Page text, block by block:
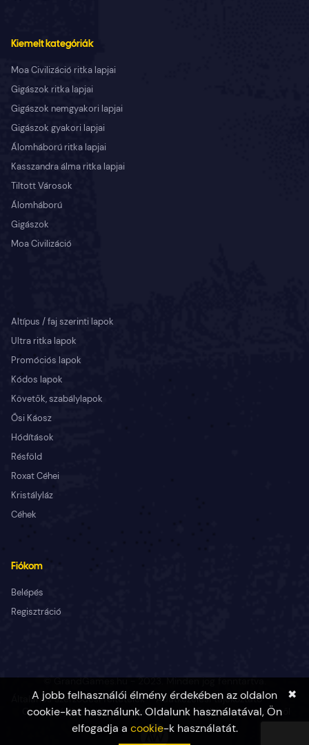
Kiemelt kategóriák
Moa Civilizáció ritka lapjai
Gigászok ritka lapjai
Gigászok nemgyakori lapjai
Gigászok gyakori lapjai
Álomháború ritka lapjai
Kasszandra álma ritka lapjai
Tiltott Városok
Álomháború
Gigászok
Moa Civilizáció
Altípus / faj szerinti lapok
Ultra ritka lapok
Promóciós lapok
Kódos lapok
Követők, szabálylapok
Ősi Káosz
Hódítások
Résföld
Roxat Céhei
Kristályláz
Céhek
Fiókom
Belépés
Regisztráció
© GrandGames.hu - 2023. Minden jog fenntartva.
Általános szerződési feltételek
Adatkezelési tájékoztató
Cookie tájékoztató
Fogyasztó Barát Elállás a szerződéstől
A jobb felhasználói élmény érdekében az oldalon
cookie-kat használunk. Oldalunk használatával, Ön
elfogadja a cookie-k használatát.
✖